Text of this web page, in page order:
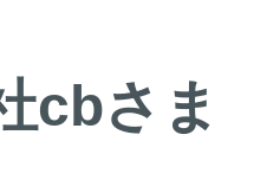
cbさま